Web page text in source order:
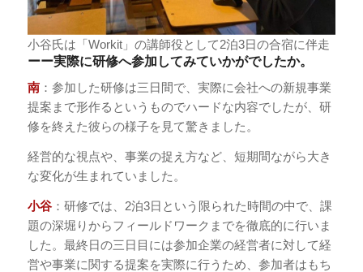
小谷氏は「Workit」の講師役として2泊3日の合宿に伴走
ーー実際に研修へ参加してみていかがでしたか。
南：参加した研修は三日間で、実際に会社への新規事業
提案まで形作るというものでハードな内容でしたが、研
修を終えた彼らの様子を見て驚きました。
経営的な視点や、事業の捉え方など、短期間ながら大き
な変化が生まれていました。
小谷：研修では、2泊3日という限られた時間の中で、課
題の深堀りからフィールドワークまでを徹底的に行いま
した。最終日の三日目には参加企業の経営者に対して経
営や事業に関する提案を実際に行うため、参加者はもち